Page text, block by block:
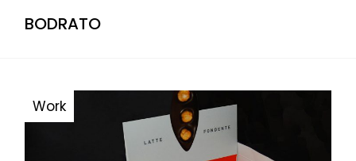
BODRATO